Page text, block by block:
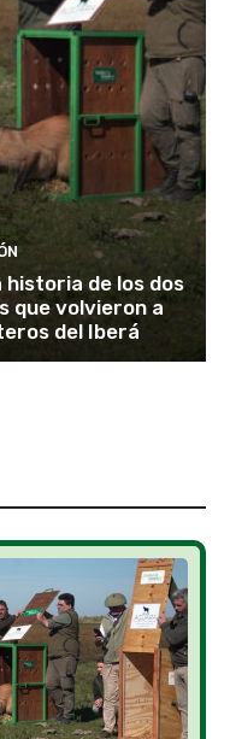
de los dos
que volvieron a
del Iberá